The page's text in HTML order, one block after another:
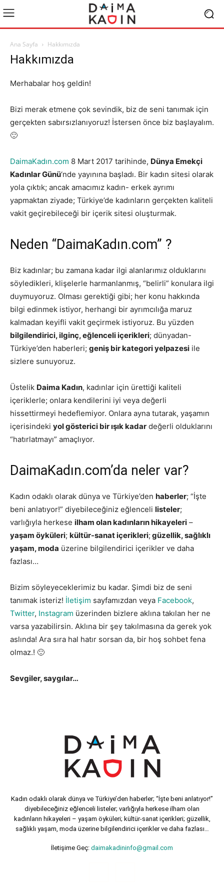
Ana Sayfa Hakkımızda
Hakkımızda
Merhabalar hoş geldin!
Bizi merak etmene çok sevindik, biz de seni tanımak için
gerçekten sabırsızlanıyoruz! İstersen önce biz başlayalım.
🙂
DaimaKadın.com 8 Mart 2017 tarihinde, Dünya Emekçi
Kadınlar Günü‘nde yayınına başladı. Bir kadın sitesi olarak
yola çıktık; ancak amacımız kadın- erkek ayrımı
yapmaktan ziyade; Türkiye’de kadınların gerçekten kaliteli
vakit geçirebileceği bir içerik sitesi oluşturmak.
Neden “DaimaKadın.com” ?
Biz kadınlar; bu zamana kadar ilgi alanlarımız olduklarını
söyledikleri, klişelerle harmanlanmış, “belirli” konulara ilgi
duymuyoruz. Olması gerektiği gibi; her konu hakkında
bilgi edinmek istiyor, herhangi bir ayrımcılığa maruz
kalmadan keyifli vakit geçirmek istiyoruz. Bu yüzden
bilgilendirici, ilginç, eğlenceli içerikleri; dünyadan-
Türkiye’den haberleri; geniş bir kategori yelpazesi ile
sizlere sunuyoruz.
Üstelik Daima Kadın, kadınlar için ürettiği kaliteli
içeriklerle; onlara kendilerini iyi veya değerli
hissettirmeyi hedeflemiyor. Onlara ayna tutarak, yaşamın
içerisindeki yol gösterici bir ışık kadar değerli olduklarını
“hatırlatmayı” amaçlıyor.
DaimaKadın.com’da neler var?
Kadın odaklı olarak dünya ve Türkiye’den haberler; “İşte
beni anlatıyor!” diyebileceğiniz eğlenceli listeler;
varlığıyla herkese ilham olan kadınların hikayeleri –
yaşam öyküleri; kültür-sanat içerikleri; güzellik, sağlıklı
yaşam, moda üzerine bilgilendirici içerikler ve daha
fazlası…
Bizim söyleyeceklerimiz bu kadar. Şimdi biz de seni
tanımak isteriz! İletişim sayfamızdan veya Facebook,
Twitter, Instagram üzerinden bizlere aklına takılan her ne
varsa yazabilirsin. Aklına bir şey takılmasına da gerek yok
aslında! Ara sıra hal hatır sorsan da, bir hoş sohbet fena
olmaz.! 🙂
Sevgiler, saygılar…
Kadın odaklı olarak dünya ve Türkiye’den haberler; “İşte beni anlatıyor!”
diyebileceğiniz eğlenceli listeler; varlığıyla herkese ilham olan
kadınların hikayeleri – yaşam öyküleri; kültür-sanat içerikleri; güzellik,
sağlıklı yaşam, moda üzerine bilgilendirici içerikler ve daha fazlası…
İletişime Geç: daimakadininfo@gmail.com